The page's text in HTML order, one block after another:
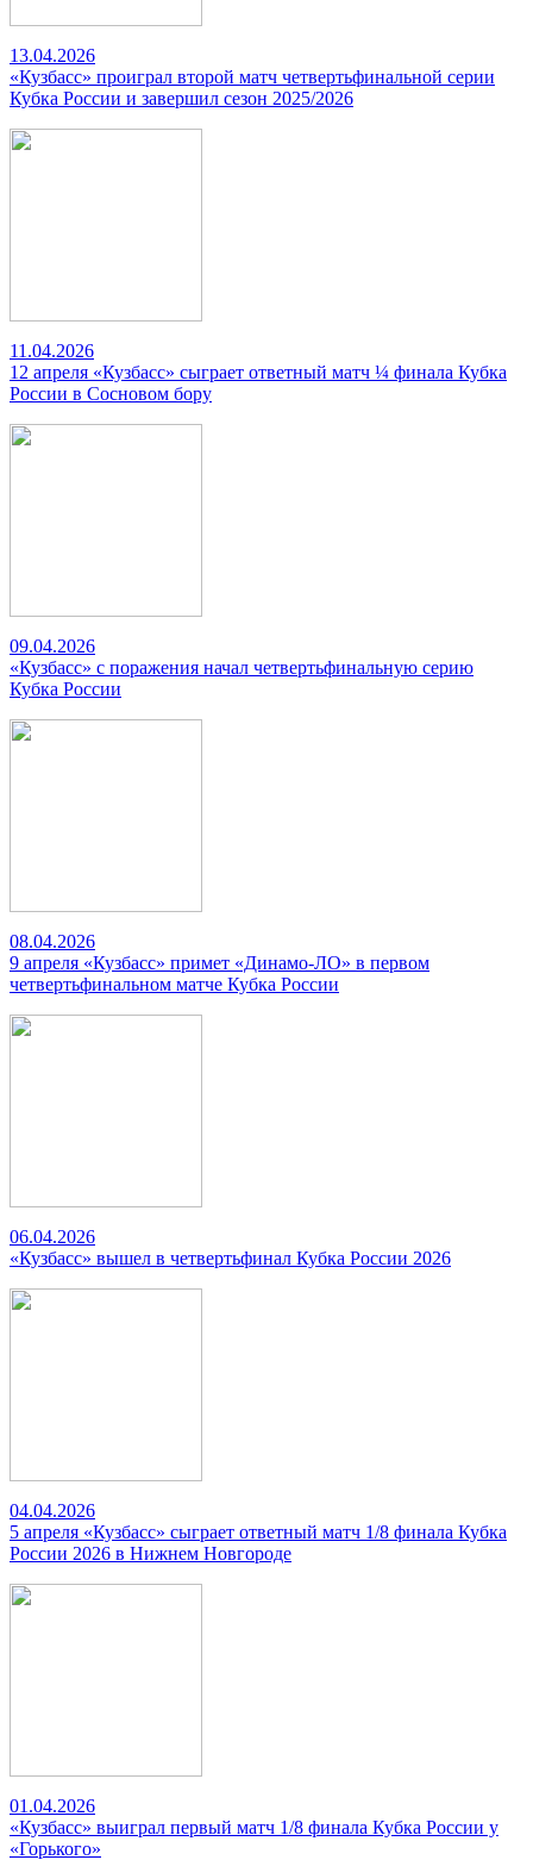
13.04.2026
«Кузбасс» проиграл второй матч четвертьфинальной серии
Кубка России и завершил сезон 2025/2026
11.04.2026
12 апреля «Кузбасс» сыграет ответный матч ¼ финала Кубка
России в Сосновом бору
09.04.2026
«Кузбасс» с поражения начал четвертьфинальную серию
Кубка России
08.04.2026
9 апреля «Кузбасс» примет «Динамо-ЛО» в первом
четвертьфинальном матче Кубка России
06.04.2026
«Кузбасс» вышел в четвертьфинал Кубка России 2026
04.04.2026
5 апреля «Кузбасс» сыграет ответный матч 1/8 финала Кубка
России 2026 в Нижнем Новгороде
01.04.2026
«Кузбасс» выиграл первый матч 1/8 финала Кубка России у
«Горького»